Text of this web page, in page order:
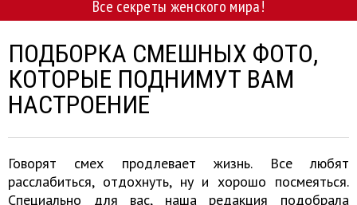
Все секреты женского мира!
ПОДБОРКА СМЕШНЫХ ФОТО,
КОТОРЫЕ ПОДНИМУТ ВАМ
НАСТРОЕНИЕ
Говорят смех продлевает жизнь. Все любят
расслабиться, отдохнуть, ну и хорошо посмеяться.
Специально для вас, наша редакция подобрала